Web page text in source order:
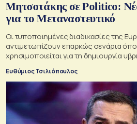
Μητσοτάκης σε Politico:
για το Μεταναστευτικό
Οι τυποποιημένες διαδικασίες της
αντιμετωπίζουν επαρκώς σενάρια
χρησιμοποιείται για τη δημιουργία
Ευθύμιος Τσιλιόπουλος